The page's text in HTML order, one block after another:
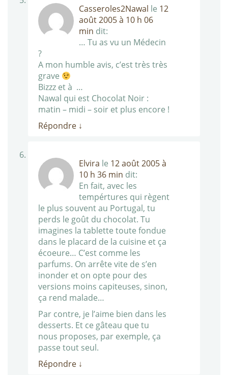
Casseroles2Nawal le 12
août 2005 à 10 h 06
min dit:
… Tu as vu un Médecin
?
A mon humble avis, c’est très très
grave
Bizzz et à …
Nawal qui est Chocolat Noir :
matin – midi – soir et plus encore !
Répondre ↓
Elvira le 12 août 2005 à
10 h 36 min dit:
En fait, avec les
tempértures qui règent
le plus souvent au Portugal, tu
perds le goût du chocolat. Tu
imagines la tablette toute fondue
dans le placard de la cuisine et ça
écoeure… C’est comme les
parfums. On arrête vite de s’en
inonder et on opte pour des
versions moins capiteuses, sinon,
ça rend malade…
Par contre, je l’aime bien dans les
desserts. Et ce gâteau que tu
nous proposes, par exemple, ça
passe tout seul.
Répondre ↓